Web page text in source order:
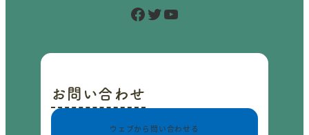
Facebook Twitter YouTube
お問い合わせ
ウェブから問い合わせる